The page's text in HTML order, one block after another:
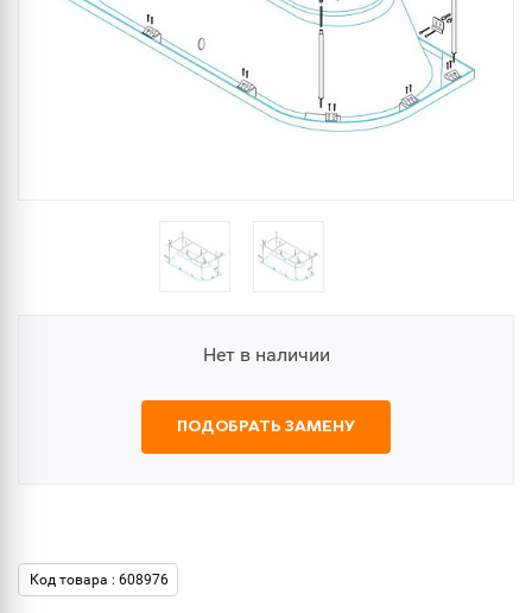
Нет в наличии
ПОДОБРАТЬ ЗАМЕНУ
Код товара : 608976